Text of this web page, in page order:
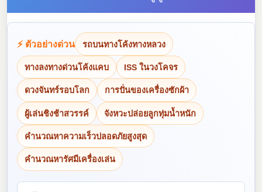
⚡ ตัวอย่างด่วน รถบนทางโค้งทางหลวง
ทางลงทางด่วนโค้งแคบ ISS ในวงโคจร
ดวงจันทร์รอบโลก การปั่นของเครื่องซักผ้า
ผู้เล่นชิงช้าสวรรค์ จังหวะปล่อยลูกทุ่มน้ำหนัก
คำนวณหาความเร็วปลอดภัยสูงสุด
คำนวณหารัศมีเครื่องเล่น